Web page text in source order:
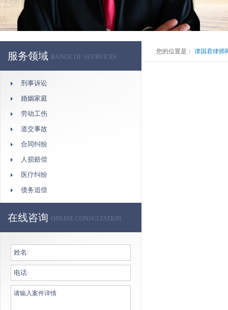
服务领域 RANGE OF SEVRVICES
刑事诉讼
婚姻家庭
劳动工伤
道交事故
合同纠纷
人损赔偿
医疗纠纷
债务追偿
在线咨询 ONLINE CONSULTATION
您的位置是： 谭国君律师